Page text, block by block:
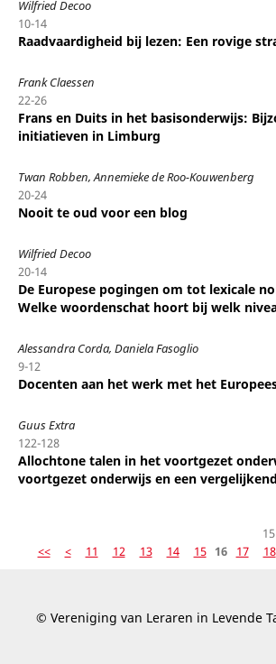
Wilfried Decoo
10-14
Raadvaardigheid bij lezen: Een rovige
Frank Claessen
22-26
Frans en Duits in het basisonderwijs:
initiatieven in Limburg
Twan Robben, Annemieke de Roo-Kouwenberg
20-24
Nooit te oud voor een blog
Wilfried Decoo
20-14
De Europese pogingen om tot lexicale
Welke woordenschat hoort bij welk
Alessandra Corda, Daniela Fasoglio
9-12
Docenten aan het werk met het
Guus Extra
122-128
Allochtone talen in het voortgezet
voortgezet onderwijs en een
<<
< 11 12 13 14 15 16 17 18
© Vereniging van Leraren in Levende